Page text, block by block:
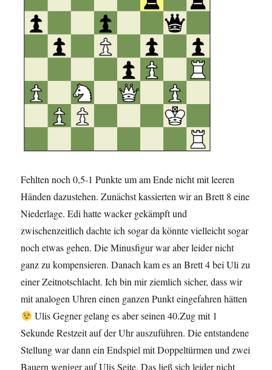
Fehlten noch 0,5-1 Punkte um am Ende nicht mit leeren
Händen dazustehen. Zunächst kassierten wir an Brett 8 eine
Niederlage. Edi hatte wacker gekämpft und
zwischenzeitlich dachte ich sogar da könnte vielleicht sogar
noch etwas gehen. Die Minusfigur war aber leider nicht
ganz zu kompensieren. Danach kam es an Brett 4 bei Uli zu
einer Zeitnotschlacht. Ich bin mir ziemlich sicher, dass wir
mit analogen Uhren einen ganzen Punkt eingefahren hätten
Ulis Gegner gelang es aber seinen 40.Zug mit 1
Sekunde Restzeit auf der Uhr auszuführen. Die entstandene
Stellung war dann ein Endspiel mit Doppeltürmen und zwei
Bauern weniger auf Ulis Seite. Das ließ sich leider nicht